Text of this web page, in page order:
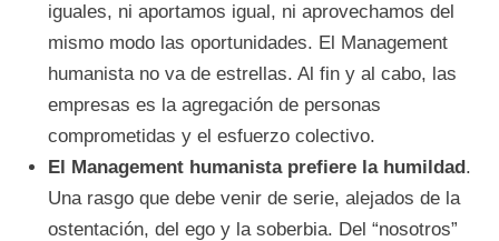
iguales, ni aportamos igual, ni aprovechamos del
mismo modo las oportunidades. El Management
humanista no va de estrellas. Al fin y al cabo, las
empresas es la agregación de personas
comprometidas y el esfuerzo colectivo.
El Management humanista prefiere la humildad.
Una rasgo que debe venir de serie, alejados de la
ostentación, del ego y la soberbia. Del “nosotros”